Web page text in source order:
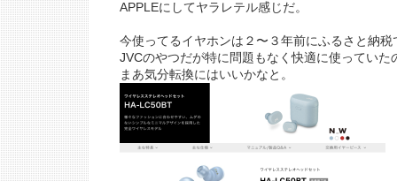
APPLEにしてヤラレテル感じだ。
今使ってるイヤホンは２〜３年前にふるさと納税
JVCのやつだが特に問題もなく快適に使っていた
まあ気分転換にはいいかなと。